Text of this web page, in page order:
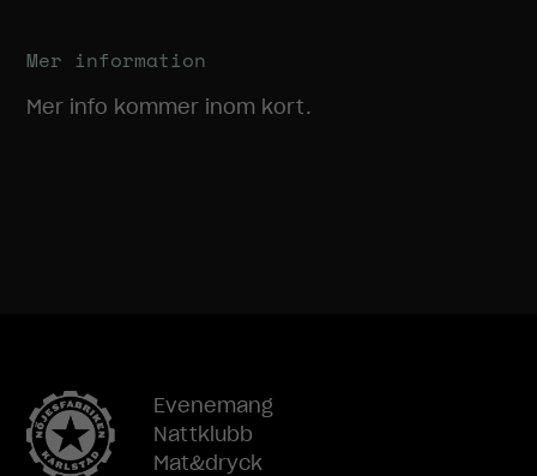
Mer information
Mer info kommer inom kort.
Evenemang
Nattklubb
Mat&dryck